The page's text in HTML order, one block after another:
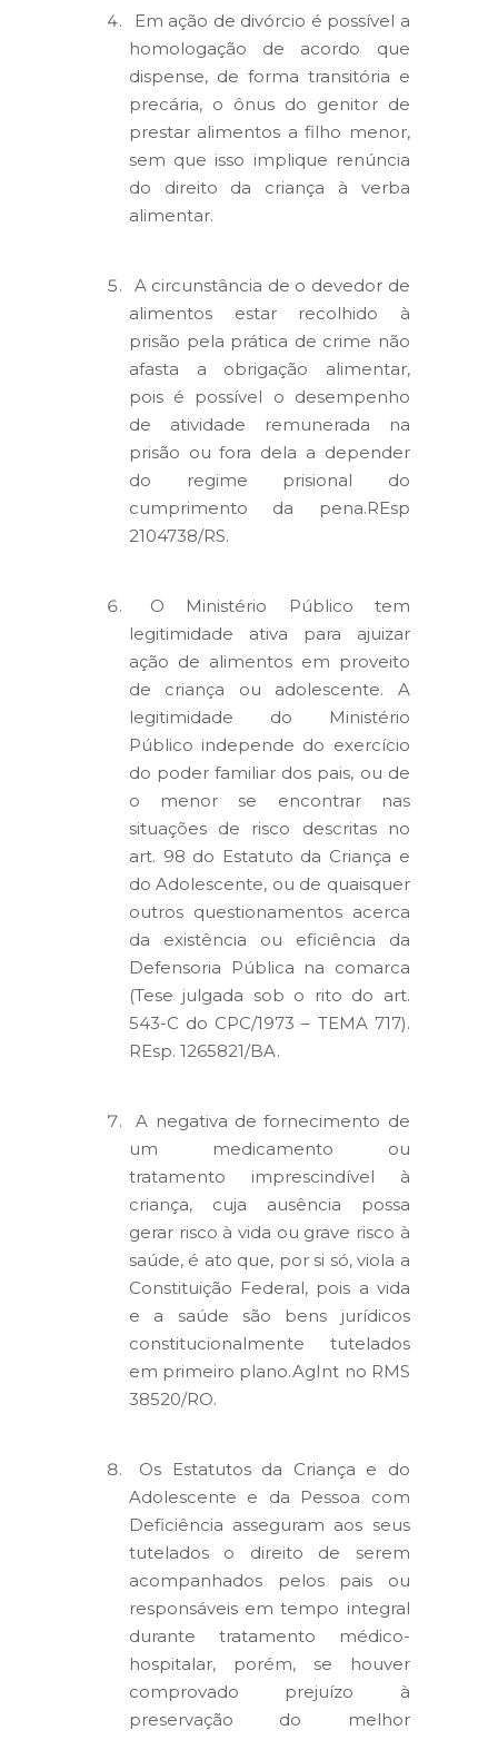
Em ação de divórcio é possível a
homologação de acordo que
dispense, de forma transitória e
precária, o ônus do genitor de
prestar alimentos a filho menor,
sem que isso implique renúncia
do direito da criança à verba
alimentar.
A circunstância de o devedor de
alimentos estar recolhido à
prisão pela prática de crime não
afasta a obrigação alimentar,
pois é possível o desempenho
de atividade remunerada na
prisão ou fora dela a depender
do regime prisional do
cumprimento da pena.REsp
2104738/RS.
O Ministério Público tem
legitimidade ativa para ajuizar
ação de alimentos em proveito
de criança ou adolescente. A
legitimidade do Ministério
Público independe do exercício
do poder familiar dos pais, ou de
o menor se encontrar nas
situações de risco descritas no
art. 98 do Estatuto da Criança e
do Adolescente, ou de quaisquer
outros questionamentos acerca
da existência ou eficiência da
Defensoria Pública na comarca
(Tese julgada sob o rito do art.
543-C do CPC/1973 – TEMA 717).
REsp. 1265821/BA.
A negativa de fornecimento de
um medicamento ou
tratamento imprescindível à
criança, cuja ausência possa
gerar risco à vida ou grave risco à
saúde, é ato que, por si só, viola a
Constituição Federal, pois a vida
e a saúde são bens jurídicos
constitucionalmente tutelados
em primeiro plano.AgInt no RMS
38520/RO.
Os Estatutos da Criança e do
Adolescente e da Pessoa com
Deficiência asseguram aos seus
tutelados o direito de serem
acompanhados pelos pais ou
responsáveis em tempo integral
durante tratamento médico-
hospitalar, porém, se houver
comprovado prejuízo à
preservação do melhor